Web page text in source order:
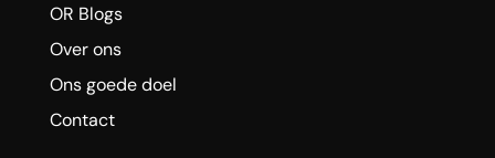
OR Blogs
Over ons
Ons goede doel
Contact